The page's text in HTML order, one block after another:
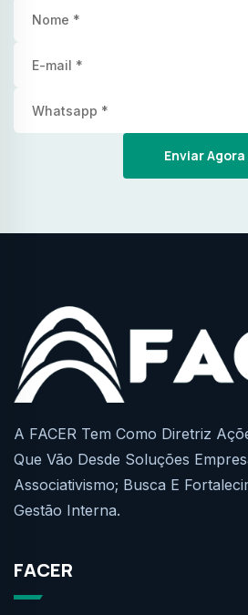
Enviar Agora
A FACER Tem Como Diretriz
Que Vão Desde Soluções
Associativismo; Busca E
Gestão Interna.
FACER